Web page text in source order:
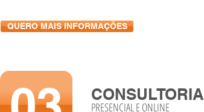
CONSULTORIA
PRESENCIAL E ONLINE
QUERO MAIS INFORMAÇÕES